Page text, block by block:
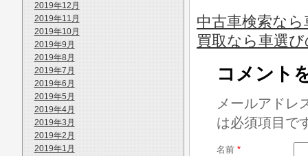
2019年12月
2019年11月
2019年10月
2019年9月
2019年8月
2019年7月
2019年6月
2019年5月
2019年4月
2019年3月
2019年2月
2019年1月
中古車検索な
買取なら車選
コメント
メールアドレ
は必須項目で
名前 *